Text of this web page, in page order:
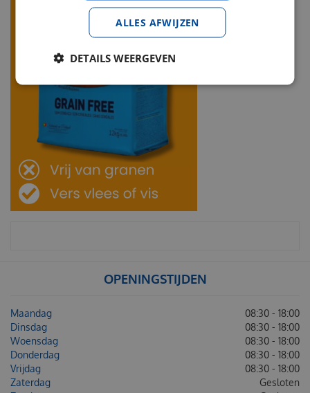
OPENINGSTIJDEN
Maandag
08:30 - 18:00
Dinsdag
08:30 - 18:00
Woensdag
08:30 - 18:00
Donderdag
08:30 - 18:00
Vrijdag
08:30 - 18:00
Zaterdag
Gesloten
ALLES AFWIJZEN
DETAILS WEERGEVEN